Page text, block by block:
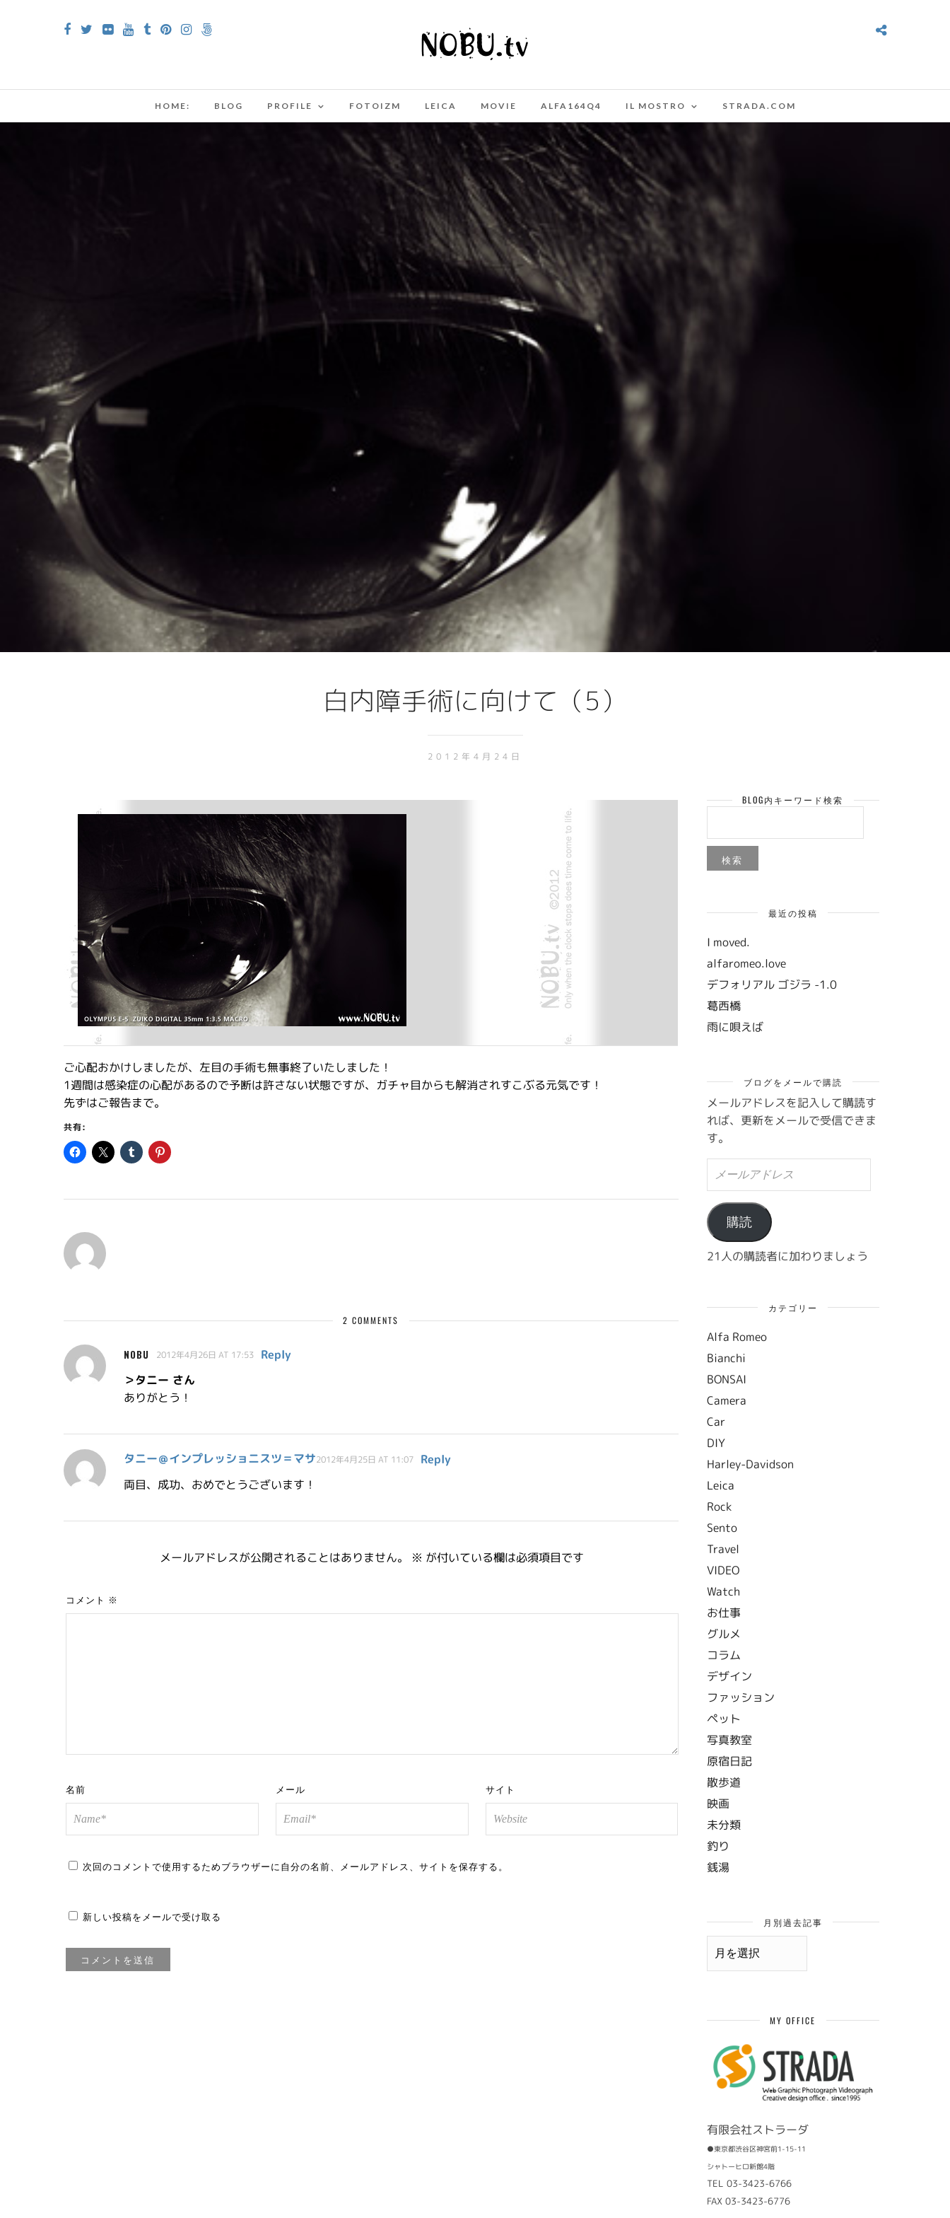
HOME: BLOG PROFILE FOTOIZM LEICA MOVIE ALFA164Q4 IL MOSTRO STRADA.COM
白内障手術に向けて（5）
2012年4月24日
ご心配おかけしましたが、左目の手術も無事終了いたしました！
1週間は感染症の心配があるので予断は許さない状態ですが、ガチャ目からも解消されすこぶる元気です！
先ずはご報告まで。
共有:
2 COMMENTS
NOBU 2012年4月26日 AT 17:53
Reply
＞タニー さん
ありがとう！
タニー＠インプレッショニスツ＝マサ2012年4月25日 AT 11:07
Reply
両目、成功、おめでとうございます！
メールアドレスが公開されることはありません。 ※ が付いている欄は必須項目です
コメント ※
名前 メール サイト
次回のコメントで使用するためブラウザーに自分の名前、メールアドレス、サイトを保存する。
新しい投稿をメールで受け取る
BLOG内キーワード検索
最近の投稿
I moved.
alfaromeo.love
デフォリアル ゴジラ -1.0
葛西橋
雨に唄えば
ブログをメールで購読
メールアドレスを記入して購読す
れば、更新をメールで受信できま
す。
ル
ア
ド
レ
ス
購読
21人の購読者に加わりましょう
カテゴリー
Alfa Romeo
Bianchi
BONSAI
Camera
Car
DIY
Harley-Davidson
Leica
Rock
Sento
Travel
VIDEO
Watch
お仕事
グルメ
コラム
デザイン
ファッション
ペット
写真教室
原宿日記
散歩道
映画
未分類
釣り
銭湯
月別過去記事
月
MY OFFICE
有限会社ストラーダ
●東京都渋谷区神宮前1-15-11
シャトーヒロ新館4階
TEL 03-3423-6766
FAX 03-3423-6776